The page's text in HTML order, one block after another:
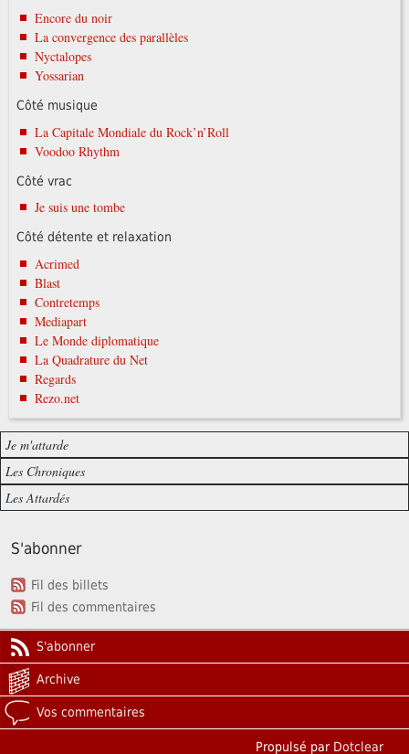
Encore du noir
La convergence des parallèles
Nyctalopes
Yossarian
Côté musique
La Capitale Mondiale du Rock’n’Roll
Voodoo Rhythm
Côté vrac
Je suis une tombe
Côté détente et relaxation
Acrimed
Blast
Contretemps
Mediapart
Le Monde diplomatique
La Quadrature du Net
Regards
Rezo.net
Je m'attarde
Les Chroniques
Les Attardés
S'abonner
Fil des billets
Fil des commentaires
S'abonner
Archive
Vos commentaires
Propulsé par Dotclear